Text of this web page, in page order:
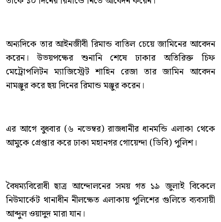
অন্যদিকে তার আইনজীবী রিমান্ড বাতিল চেয়ে জামিনের আবেদন
করেন। উভয়পক্ষের শুনানি শেষে ঢাকার অতিরিক্ত চিফ
মেট্রোপলিটন ম্যাজিস্ট্রেট শাহিন রেজা তার জামিন আবেদন
নামঞ্জুর করে ছয় দিনের রিমান্ড মঞ্জুর করেন।
এর আগে বুধবার (৬ নভেম্বর) রাজধানীর ধানমন্ডি এলাকা থেকে
আমুকে গ্রেপ্তার করে ঢাকা মহানগর গোয়েন্দা (ডিবি) পুলিশ।
বৈষম্যবিরোধী ছাত্র আন্দোলনের সময় গত ১৯ জুলাই বিকেলে
নিউমার্কেট থানাধীন নীলক্ষেত এলাকায় পুলিশের গুলিতে ব্যবসায়ী
আব্দুল ওয়াদুদ মারা যান।